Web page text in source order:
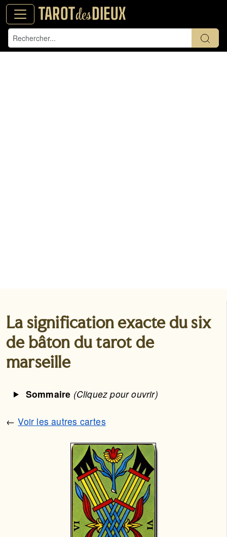
TAROTdesDIEUX
La signification exacte du six
de bâton du tarot de
marseille
Sommaire (Cliquez pour ouvrir)
←Voir les autres cartes